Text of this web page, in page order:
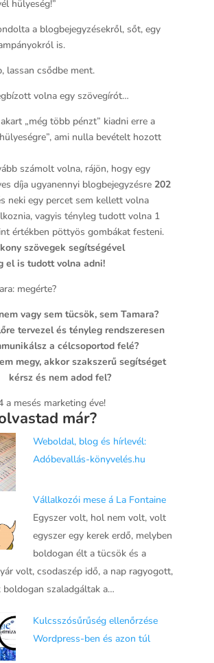
hülyeség!”
a blogbejegyzésekről, sőt, egy
is.
lassan csődbe ment.
volna egy szövegírót…
„még több pénzt” kiadni erre a
ami nulla bevételt hozott
számolt volna, rájön, hogy egy
díja ugyanennyi blogbejegyzésre202
neki egy percet sem kellett volna
vagyis tényleg tudott volna 1
értékben pöttyös gombákat festeni.
szövegek segítségével
el is tudott volna adni!
megérte?
vagy sem tücsök, sem Tamara?
tervezel és tényleg rendszeresen
a célcsoportod felé?
megy, akkor szakszerű segítséget
kérsz és nem adod fel?
a mesés marketing éve!
már?
Weboldal, blog és hírlevél:
Adóbevallás-könyvelés.hu
Vállalkozói mese á La Fontaine
Egyszer volt, hol nem volt, volt
egyszer egy kerek erdő, melyben
boldogan élt a tücsök és a
volt, csodaszép idő, a nap ragyogott,
boldogan szaladgáltak a…
Kulcsszósűrűség ellenőrzése
Wordpress-ben és azon túl